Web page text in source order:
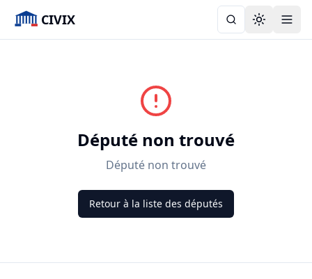
CIVIX Toggle
Député non trouvé
Député non trouvé
Retour à la liste des députés